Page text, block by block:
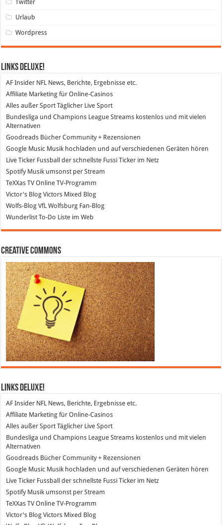
Twitter
Urlaub
Wordpress
Links DeLuXe!
AF Insider NFL News, Berichte, Ergebnisse etc.
Affiliate Marketing für Online-Casinos
Alles außer SportTäglicher Live Sport
Bundesliga und Champions League Streams kostenlos und mit vielen
Alternativen
Goodreads Bücher Community + Rezensionen
Google Music Musik hochladen und auf verschiedenen Geräten hören
Live Ticker Fussball
der schnellste Fussi Ticker im Netz
SpotifyMusik umsonst per Stream
TeXXas TVOnline TV-Programm
Victor's Blog Victors Mixed Blog
Wolfs-Blog VfL Wolfsburg Fan-Blog
WunderlistTo-Do Liste im Web
Creative Commons
Links DeLuXe!
AF Insider NFL News, Berichte, Ergebnisse etc.
Affiliate Marketing für Online-Casinos
Alles außer Sport Täglicher Live Sport
Bundesliga und Champions League Streams kostenlos und mit vielen
Alternativen
Goodreads Bücher Community + Rezensionen
Google Music Musik hochladen und auf verschiedenen Geräten hören
Live Ticker Fussball
der schnellste Fussi Ticker im Netz
SpotifyMusik umsonst per Stream
TeXXas TVOnline TV-Programm
Victor's Blog Victors Mixed Blog